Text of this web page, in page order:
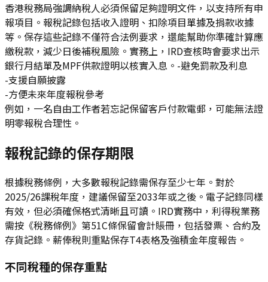
香港稅務局強調納稅人必須保留足夠證明文件，以支持所有申
報項目。報稅記錄包括收入證明、扣除項目單據及捐款收據
等。保存這些記錄不僅符合法例要求，還能幫助你準確計算應
繳稅款，減少日後補稅風險。實務上，IRD查核時會要求出示
銀行月結單及MPF供款證明以核實入息。-避免罰款及利息
-支援自願披露
-方便未來年度報稅參考
例如，一名自由工作者若忘記保留客戶付款電郵，可能無法證
明零報稅合理性。
報稅記錄的保存期限
根據稅務條例，大多數報稅記錄需保存至少七年。對於
2025/26課稅年度，建議保留至2033年或之後。電子記錄同樣
有效，但必須確保格式清晰且可讀。IRD實務中，利得稅業務
需按《稅務條例》第51C條保留會計賬冊，包括發票、合約及
存貨記錄。薪俸稅則重點保存T4表格及強積金年度報告。
不同稅種的保存重點